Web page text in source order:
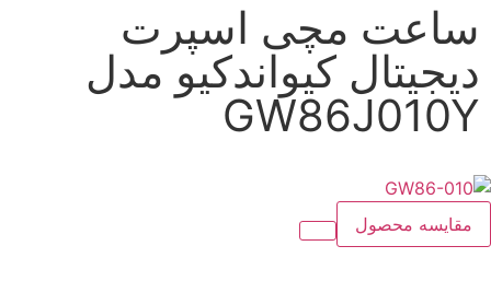
ساعت مچی اسپرت
دیجیتال کیواندکیو مدل
GW86J010Y
مقایسه محصول